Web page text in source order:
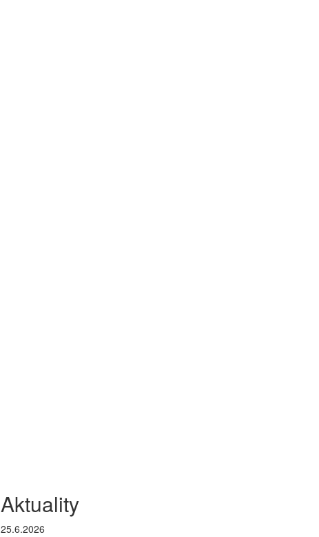
Aktuality
25.6.2026